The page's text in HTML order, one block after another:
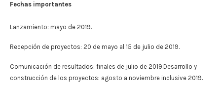
Fechas importantes
Lanzamiento: mayo de 2019.
Recepción de proyectos: 20 de mayo al 15 de julio de 2019.
Comunicación de resultados: finales de julio de 2019.Desarrollo y
construcción de los proyectos: agosto a noviembre inclusive 2019.